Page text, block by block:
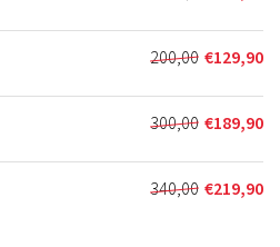
prijs
was:
€140,00.
prijs
is:
€89,90.
200,00
prijs
was:
€200,00.
€129,90
Huidige
prijs
is:
€129,90.
300,00
prijs
was:
€300,00.
€189,90
Huidige
prijs
is:
€189,90.
340,00 €219,90
Huidige